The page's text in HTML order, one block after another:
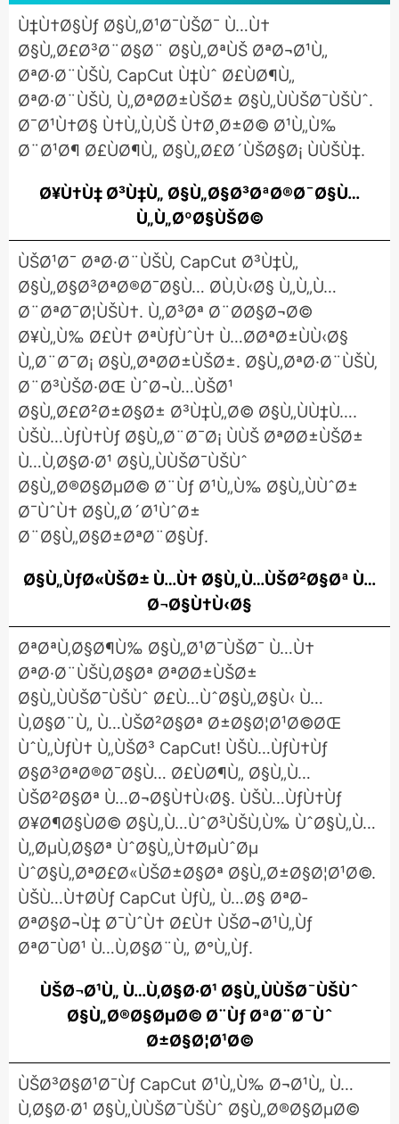
Ù‡Ù†Ø§Ùƒ Ø§Ù„Ø¹Ø¯ÙŠØ¯ Ù…Ù†
Ø§Ù„Ø£Ø³Ø¨Ø§Ø¨ Ø§Ù„ØªÙŠ ØªØ¬Ø¹Ù„
ØªØ·Ø¨ÙŠÙ‚ CapCut Ù‡Ùˆ Ø£ÙØ¶Ù„
ØªØ·Ø¨ÙŠÙ‚ Ù„ØªØ­Ø±ÙŠØ± Ø§Ù„ÙÙŠØ¯ÙŠÙˆ.
Ø¯Ø¹Ù†Ø§ Ù†Ù„Ù‚ÙŠ Ù†Ø¸Ø±Ø© Ø¹Ù„Ù‰
Ø¨Ø¹Ø¶ Ø£ÙØ¶Ù„ Ø§Ù„Ø£Ø´ÙŠØ§Ø¡ ÙÙŠÙ‡.
Ø¥Ù†Ù‡ Ø³Ù‡Ù„ Ø§Ù„Ø§Ø³ØªØ®Ø¯Ø§Ù…
Ù„Ù„ØºØ§ÙŠØ©
ÙŠØ¹Ø¯ ØªØ·Ø¨ÙŠÙ‚ CapCut Ø³Ù‡Ù„
Ø§Ù„Ø§Ø³ØªØ®Ø¯Ø§Ù… Ø­Ù‚Ù‹Ø§ Ù„Ù„Ù…
Ø¨ØªØ¯Ø¦ÙŠÙ†. Ù„Ø³Øª Ø¨Ø­Ø§Ø¬Ø©
Ø¥Ù„Ù‰ Ø£Ù† ØªÙƒÙˆÙ† Ù…Ø­ØªØ±ÙÙ‹Ø§
Ù„Ø¨Ø¯Ø¡ Ø§Ù„ØªØ­Ø±ÙŠØ±. Ø§Ù„ØªØ·Ø¨ÙŠÙ‚
Ø¨Ø³ÙŠØ·ØŒ ÙˆØ¬Ù…ÙŠØ¹
Ø§Ù„Ø£Ø²Ø±Ø§Ø± Ø³Ù‡Ù„Ø© Ø§Ù„ÙÙ‡Ù….
ÙŠÙ…ÙƒÙ†Ùƒ Ø§Ù„Ø¨Ø¯Ø¡ ÙÙŠ ØªØ­Ø±ÙŠØ±
Ù…Ù‚Ø§Ø·Ø¹ Ø§Ù„ÙÙŠØ¯ÙŠÙˆ
Ø§Ù„Ø®Ø§ØµØ© Ø¨Ùƒ Ø¹Ù„Ù‰ Ø§Ù„ÙÙˆØ±
Ø¯ÙˆÙ† Ø§Ù„Ø´Ø¹ÙˆØ±
Ø¨Ø§Ù„Ø§Ø±ØªØ¨Ø§Ùƒ.
Ø§Ù„ÙƒØ«ÙŠØ± Ù…Ù† Ø§Ù„Ù…ÙŠØ²Ø§Øª Ù…
Ø¬Ø§Ù†Ù‹Ø§
ØªØªÙ‚Ø§Ø¶Ù‰ Ø§Ù„Ø¹Ø¯ÙŠØ¯ Ù…Ù†
ØªØ·Ø¨ÙŠÙ‚Ø§Øª ØªØ­Ø±ÙŠØ±
Ø§Ù„ÙÙŠØ¯ÙŠÙˆ Ø£Ù…ÙˆØ§Ù„Ø§Ù‹ Ù…
Ù‚Ø§Ø¨Ù„ Ù…ÙŠØ²Ø§Øª Ø±Ø§Ø¦Ø¹Ø©ØŒ
ÙˆÙ„ÙƒÙ† Ù„ÙŠØ³ CapCut! ÙŠÙ…ÙƒÙ†Ùƒ
Ø§Ø³ØªØ®Ø¯Ø§Ù… Ø£ÙØ¶Ù„ Ø§Ù„Ù…
ÙŠØ²Ø§Øª Ù…Ø¬Ø§Ù†Ù‹Ø§. ÙŠÙ…ÙƒÙ†Ùƒ
Ø¥Ø¶Ø§ÙØ© Ø§Ù„Ù…ÙˆØ³ÙŠÙ‚Ù‰ ÙˆØ§Ù„Ù…
Ù„ØµÙ‚Ø§Øª ÙˆØ§Ù„Ù†ØµÙˆØµ
ÙˆØ§Ù„ØªØ£Ø«ÙŠØ±Ø§Øª Ø§Ù„Ø±Ø§Ø¦Ø¹Ø©.
ÙŠÙ…Ù†Ø­Ùƒ CapCut ÙƒÙ„ Ù…Ø§ ØªØ­
ØªØ§Ø¬Ù‡ Ø¯ÙˆÙ† Ø£Ù† ÙŠØ¬Ø¹Ù„Ùƒ
ØªØ¯ÙØ¹ Ù…Ù‚Ø§Ø¨Ù„ Ø°Ù„Ùƒ.
ÙŠØ¬Ø¹Ù„ Ù…Ù‚Ø§Ø·Ø¹ Ø§Ù„ÙÙŠØ¯ÙŠÙˆ
Ø§Ù„Ø®Ø§ØµØ© Ø¨Ùƒ ØªØ¨Ø¯Ùˆ
Ø±Ø§Ø¦Ø¹Ø©
ÙŠØ³Ø§Ø¹Ø¯Ùƒ CapCut Ø¹Ù„Ù‰ Ø¬Ø¹Ù„ Ù…
Ù‚Ø§Ø·Ø¹ Ø§Ù„ÙÙŠØ¯ÙŠÙˆ Ø§Ù„Ø®Ø§ØµØ©